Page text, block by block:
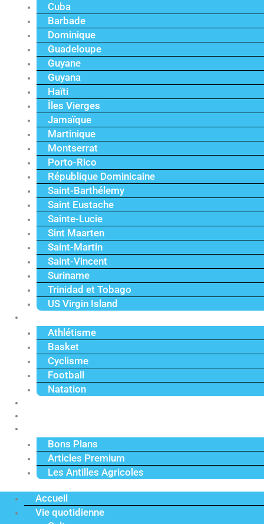
Cuba
Barbade
Dominique
Guadeloupe
Guyane
Guyana
Haïti
Îles Vierges
Jamaïque
Martinique
Montserrat
Porto-Rico
République Dominicaine
Saint-Barthélemy
Saint Eustache
Sainte-Lucie
Sint Maarten
Saint-Martin
Saint-Vincent
Suriname
Trinidad et Tobago
US Virgin Island
Athlétisme
Basket
Cyclisme
Football
Natation
Bons Plans
Articles Premium
Les Antilles Agricoles
Accueil
Vie quotidienne